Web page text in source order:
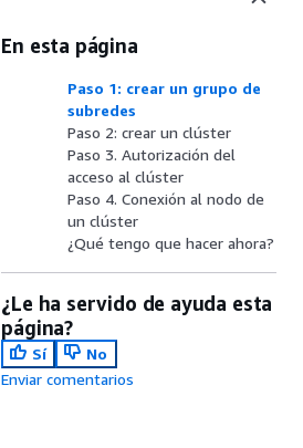
En esta página
Paso 1: crear un grupo de
subredes
Paso 2: crear un clúster
Paso 3. Autorización del
acceso al clúster
Paso 4. Conexión al nodo de
un clúster
¿Qué tengo que hacer ahora?
¿Le ha servido de ayuda esta
página?
Sí
No
Enviar comentarios